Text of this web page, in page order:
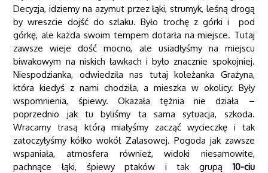
Decyzja, idziemy na azymut przez łąki, strumyk, leśną drogą
by wreszcie dojść do szlaku. Było trochę z górki i pod
górkę, ale każda swoim tempem dotarła na miejsce. Tutaj
zawsze wieje dość mocno, ale usiadłyśmy na miejscu
biwakowym na niskich ławkach i było znacznie spokojniej.
Niespodzianka, odwiedziła nas tutaj koleżanka Grażyna,
która kiedyś z nami chodziła, a mieszka w okolicy. Były
wspomnienia, śpiewy. Okazała tężnia nie działa –
poprzednio jak tu byliśmy ta sama sytuacja, szkoda.
Wracamy trasą którą miałyśmy zacząć wycieczkę i tak
zatoczyłyśmy kółko wokół Zalasowej. Pogoda jak zawsze
wspaniała, atmosfera również, widoki niesamowite,
pachnące łąki, śpiewy ptaków i tak grupą 10-ciu